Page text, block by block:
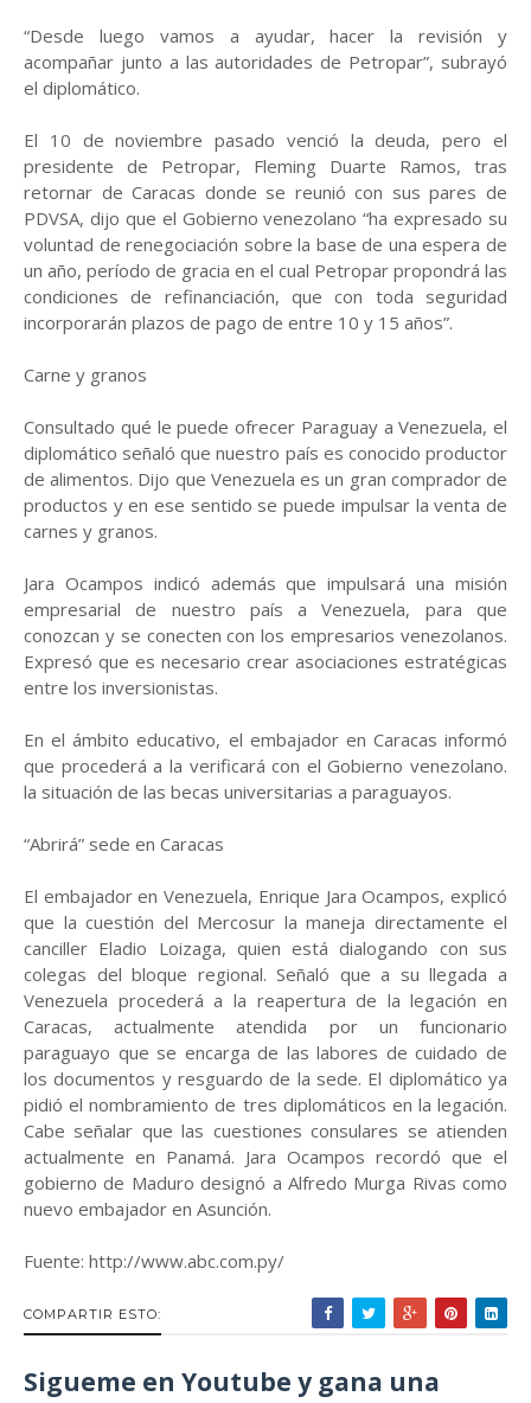
“Desde luego vamos a ayudar, hacer la revisión y
acompañar junto a las autoridades de Petropar”, subrayó
el diplomático.
El 10 de noviembre pasado venció la deuda, pero el
presidente de Petropar, Fleming Duarte Ramos, tras
retornar de Caracas donde se reunió con sus pares de
PDVSA, dijo que el Gobierno venezolano “ha expresado su
voluntad de renegociación sobre la base de una espera de
un año, período de gracia en el cual Petropar propondrá las
condiciones de refinanciación, que con toda seguridad
incorporarán plazos de pago de entre 10 y 15 años”.
Carne y granos
Consultado qué le puede ofrecer Paraguay a Venezuela, el
diplomático señaló que nuestro país es conocido productor
de alimentos. Dijo que Venezuela es un gran comprador de
productos y en ese sentido se puede impulsar la venta de
carnes y granos.
Jara Ocampos indicó además que impulsará una misión
empresarial de nuestro país a Venezuela, para que
conozcan y se conecten con los empresarios venezolanos.
Expresó que es necesario crear asociaciones estratégicas
entre los inversionistas.
En el ámbito educativo, el embajador en Caracas informó
que procederá a la verificará con el Gobierno venezolano.
la situación de las becas universitarias a paraguayos.
“Abrirá” sede en Caracas
El embajador en Venezuela, Enrique Jara Ocampos, explicó
que la cuestión del Mercosur la maneja directamente el
canciller Eladio Loizaga, quien está dialogando con sus
colegas del bloque regional. Señaló que a su llegada a
Venezuela procederá a la reapertura de la legación en
Caracas, actualmente atendida por un funcionario
paraguayo que se encarga de las labores de cuidado de
los documentos y resguardo de la sede. El diplomático ya
pidió el nombramiento de tres diplomáticos en la legación.
Cabe señalar que las cuestiones consulares se atienden
actualmente en Panamá. Jara Ocampos recordó que el
gobierno de Maduro designó a Alfredo Murga Rivas como
nuevo embajador en Asunción.
Fuente: http://www.abc.com.py/
COMPARTIR ESTO:
Sigueme en Youtube y gana una